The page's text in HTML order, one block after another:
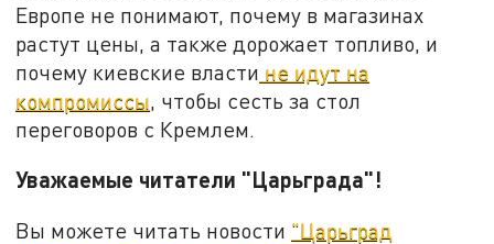
Европе не понимают, почему в магазинах
растут цены, а также дорожает топливо, и
почему киевские власти не идут на
компромиссы , чтобы сесть за стол
переговоров с Кремлем.
Уважаемые читатели "Царьграда"!
Вы можете читать новости "Царьград